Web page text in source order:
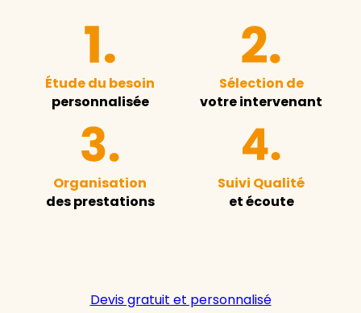
Étude du besoin
personnalisée
Sélection de
votre intervenant
Organisation
des prestations
Suivi Qualité
et écoute
Devis gratuit et personnalisé